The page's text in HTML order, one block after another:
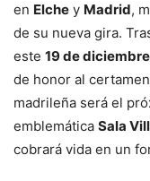
en Elche y Madrid,
de su nueva gira.
este 19 de diciembre
de honor al
madrileña será el
emblemática Sala
cobrará vida en un